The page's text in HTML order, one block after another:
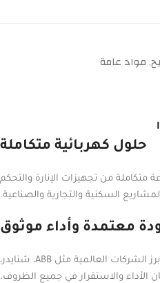
, مواد عامة
حلول كهربائية متكاملة
من تجهيزات الإنارة والتحكم
السكنية والتجارية والصناعية.
معتمدة وأداء موثوق
نوفّر منتجات عالية الجودة من أبرز الشركات العالمية مثل ABB، شنايدر،
الأداء والاستقرار في جميع الظروف.